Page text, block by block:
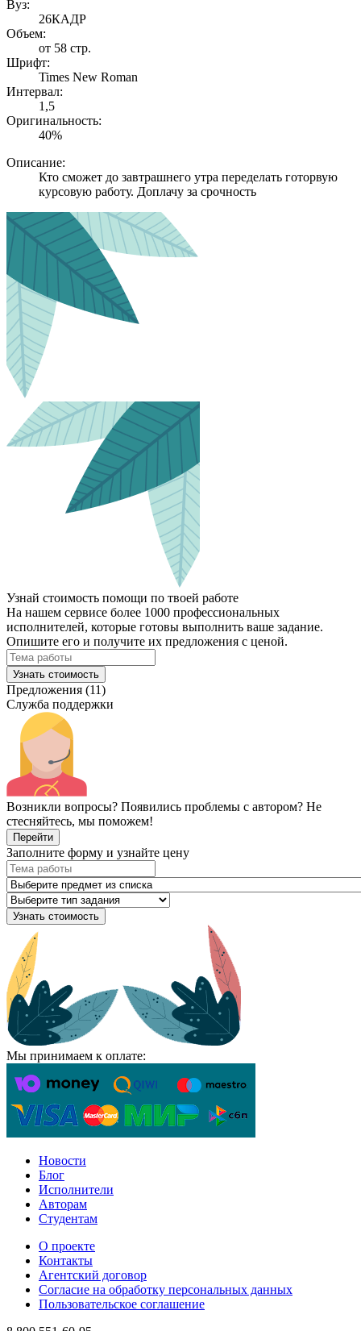
Вуз:
26КАДР
Объем:
от 58 стр.
Шрифт:
Times New Roman
Интервал:
1,5
Оригинальность:
40%
Описание:
Кто сможет до завтрашнего утра переделать готорвую
курсовую работу. Доплачу за срочность
Узнай стоимость помощи по твоей работе
На нашем сервисе более 1000 профессиональных
исполнителей, которые готовы выполнить ваше задание.
Опишите его и получите их предложения с ценой.
Узнать стоимость
Предложения (11)
Служба поддержки
Возникли вопросы? Появились проблемы с автором? Не
стесняйтесь, мы поможем!
Перейти
Заполните форму и узнайте цену
Узнать стоимость
Мы принимаем к оплате:
Новости
Блог
Исполнители
Авторам
Студентам
О проекте
Контакты
Агентский договор
Согласие на обработку персональных данных
Пользовательское соглашение